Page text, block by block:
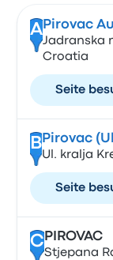
A Pirovac
Jadranska
Croatia
Seite
B Pirovac
Ul. kralja
Seite
CPIROVAC
Stjepana